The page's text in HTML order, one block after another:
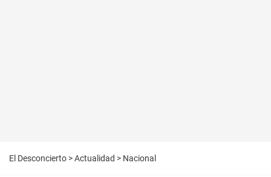
El Desconcierto >Actualidad > Nacional